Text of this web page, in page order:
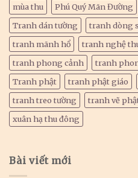
mùa thu
Phú Quý Mãn Đường
Tranh dán tường
tranh dòng
tranh mãnh hổ
tranh nghệ
tranh phong cảnh
tranh
Tranh phật
tranh phật giáo
tranh treo tường
tranh vẽ
xuân hạ thu đông
Bài viết mới